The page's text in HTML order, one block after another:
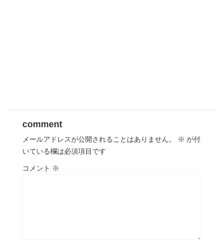
comment
メールアドレスが公開されることはありません。 ※ が付
いている欄は必須項目です
コメント ※